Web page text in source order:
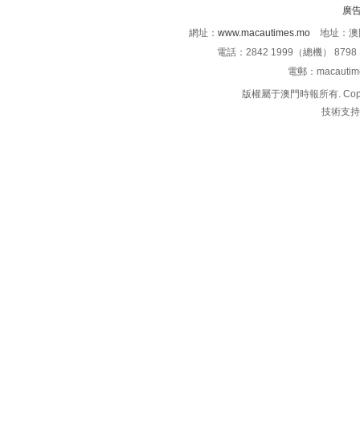
廣
網址： www.macautimes.mo 地址：澳
電話：2842 1999（總機）
電郵：
版權屬于澳門時報所有.
技術支